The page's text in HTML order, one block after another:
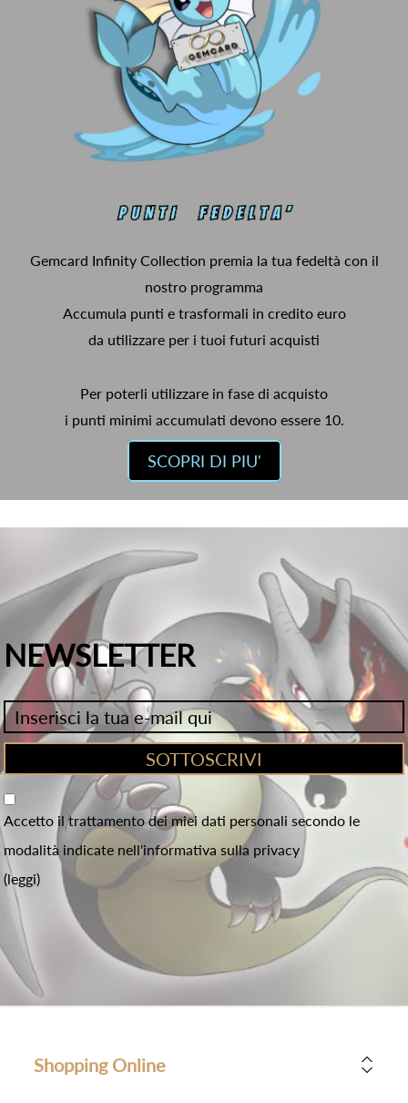
Gemcard Infinity Collection premia la tua fedeltà con il
nostro programma
Accumula punti e trasformali in credito euro
da utilizzare per i tuoi futuri acquisti
Per poterli utilizzare in fase di acquisto
i punti minimi accumulati devono essere 10.
SCOPRI DI PIU'
NEWSLETTER
Accetto il trattamento dei miei dati personali secondo le
modalità indicate nell'informativa sulla privacy
(leggi)
Shopping Online